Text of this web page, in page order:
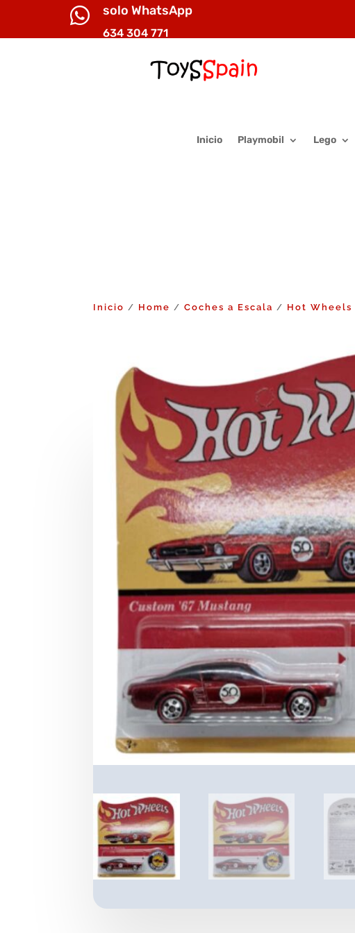
 solo WhatsApp
634 304 771
Inicio Playmobil Lego
Inicio / Home /Coches a Escala / Hot Wheels